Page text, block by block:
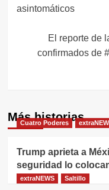
asintomáticos
El reporte de
confirmados de
Más historias
Cuatro Poderes
Trump aprieta a
seguridad lo
extraNEWS Saltillo